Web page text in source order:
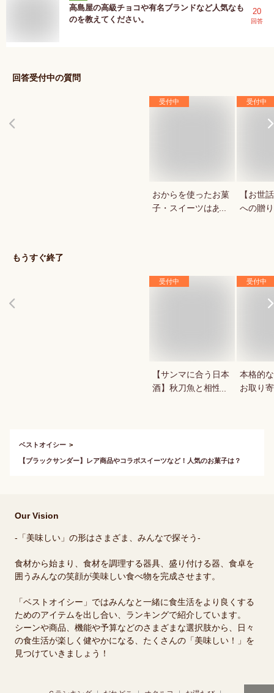
高島屋の高級チョコや有名ブランドなど人気なも
のを教えてください。
20
回答
回答受付中の質問
受付中
おからを使ったお菓
子・スイーツはあり
受付中
【お世
への贈
もうすぐ終了
受付中
【サンマに合う日本
酒】秋刀魚と相性抜
受付中
本格的
お取り
ベストオイシー
【ブラックサンダー】レア商品やコラボスイーツなど！人気のお菓子は？
Our Vision
-「美味しい」の形はさまざま、みんなで探そう-
食材から始まり、食材を調理する器具、盛り付ける器、食卓を
囲うみんなの笑顔が美味しい食べ物を完成させます。
「ベストオイシー」ではみんなと一緒に食生活をより良くする
ためのアイテムを出し合い、ランキングで紹介しています。
シーンや商品、機能や予算などのさまざまな選択肢から、日々
の食生活が楽しく健やかになる、たくさんの「美味しい！」を
見つけていきましょう！